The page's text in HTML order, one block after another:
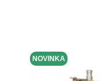
NOVINKA